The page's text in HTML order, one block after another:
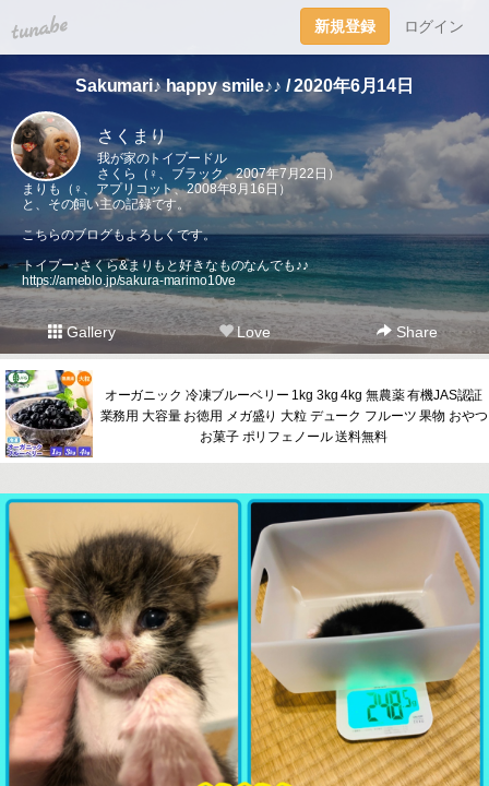
tuna.be 新規登録 ログイン
Sakumari♪ happy smile♪♪ / 2020年6月14日
さくまり
我が家のトイプードル
さくら（♀、ブラック、2007年7月22日）
まりも（♀、アプリコット、2008年8月16日）
と、その飼い主の記録です。
こちらのブログもよろしくです。
トイプー♪さくら&まりもと好きなものなんでも♪♪
https://ameblo.jp/sakura-marimo10ve
Gallery Love Share
オーガニック 冷凍ブルーベリー 1kg 3kg 4kg 無農薬 有機JAS認証
業務用 大容量 お徳用 メガ盛り 大粒 デューク フルーツ 果物 おやつ
お菓子 ポリフェノール 送料無料